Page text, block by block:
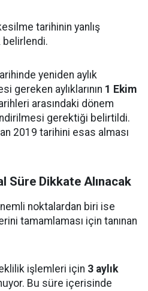
tarihinin yanlış
yeniden aylık
gereken aylıklarının 1 Ekim
arasındaki dönem
gerektiği belirtildi.
2019 tarihini esas alması
Süre Dikkate Alınacak
noktalardan biri ise
tamamlaması için tanınan
işlemleri için 3 aylık
Bu süre içerisinde